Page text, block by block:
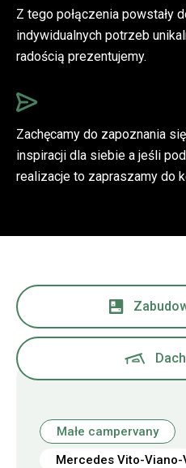
Z tego połączenia powstały
indywidualnych potrzeb
radością prezentujemy.
Zachęcamy do zapoznania
inspiracji dla siebie a jeśli
realizacje to zapraszamy do
Małe campervany
Mercedes Vito-Viano-